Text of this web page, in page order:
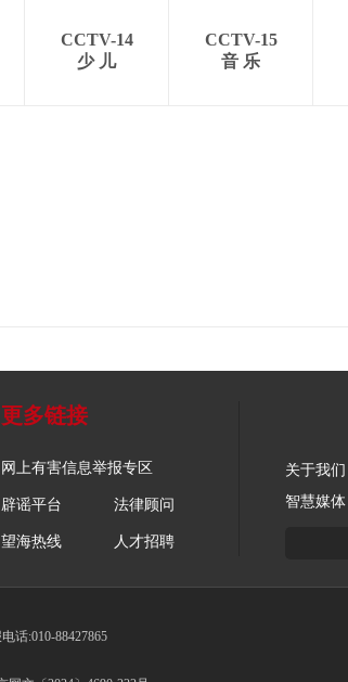
CCTV-14
少 儿
CCTV-15
音 乐
更多链接
网上有害信息举报专区
辟谣平台 法律顾问
望海热线 人才招聘
关于我们
智慧媒体
话:010-88427865